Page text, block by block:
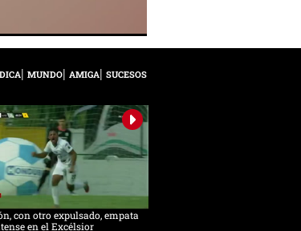
MUNDO AMIGA SUCESOS
con otro expulsado, empata
en el Excélsior